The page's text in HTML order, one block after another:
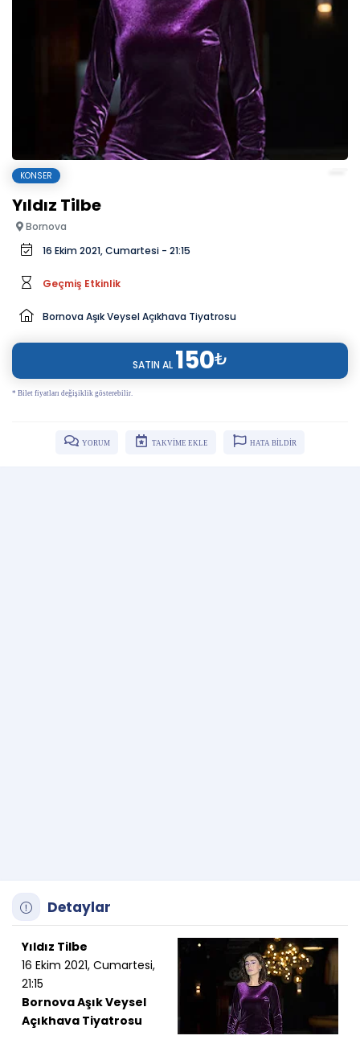
KONSER
Yıldız Tilbe
Bornova
16 Ekim 2021, Cumartesi - 21:15
Geçmiş Etkinlik
Bornova Aşık Veysel Açıkhava Tiyatrosu
SATIN AL 150₺
* Bilet fiyatları değişiklik gösterebilir.
YORUM TAKVİME EKLE HATA BİLDİR
Detaylar
Yıldız Tilbe
16 Ekim 2021, Cumartesi,
21:15
Bornova Aşık Veysel
Açıkhava Tiyatrosu